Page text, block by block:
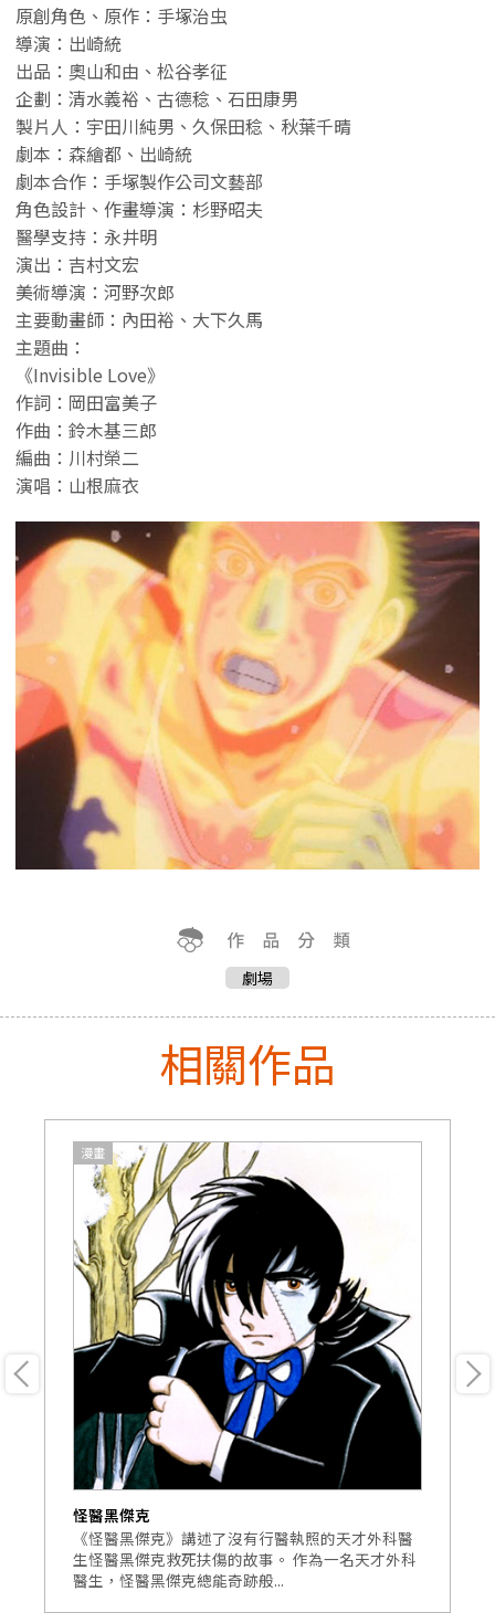
原創角色、原作：手塚治虫
導演：出崎統
出品：奧山和由、松谷孝征
企劃：清水義裕、古德稔、石田康男
製片人：宇田川純男、久保田稔、秋葉千晴
劇本：森繪都、出崎統
劇本合作：手塚製作公司文藝部
角色設計、作畫導演：杉野昭夫
醫學支持：永井明
演出：吉村文宏
美術導演：河野次郎
主要動畫師：內田裕、大下久馬
主題曲：
《Invisible Love》
作詞：岡田富美子
作曲：鈴木基三郎
編曲：川村榮二
演唱：山根麻衣
劇場
相關作品
漫畫
怪醫黑傑克
《怪醫黑傑克》講述了沒有行醫執照的天才外科醫
生怪醫黑傑克救死扶傷的故事。 作為一名天才外科
醫生，怪醫黑傑克總能奇跡般...